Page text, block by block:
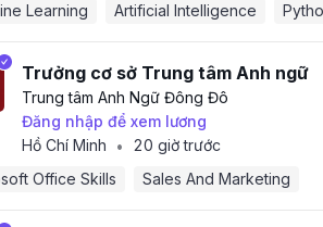
Learning
Artificial Intelligence
Trưởng cơ sở Trung tâm Anh ngữ
Trung tâm Anh Ngữ Đông Đô
Đăng nhập để xem lương
Hồ Chí Minh
•
20 giờ trước
Office Skills
Sales And Marketing